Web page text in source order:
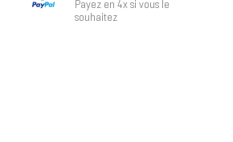
Payez en 4x si vous le
souhaitez